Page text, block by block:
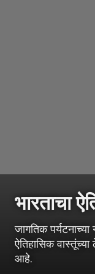
भारताचा
जागतिक पर्यटनाच्या
ऐतिहासिक
आहे.